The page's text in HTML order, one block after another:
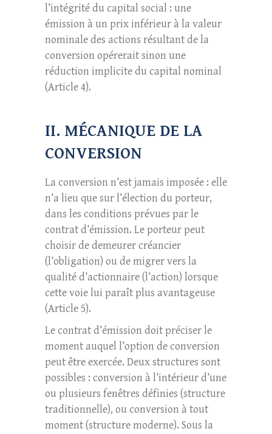
l’intégrité du capital social : une
émission à un prix inférieur à la valeur
nominale des actions résultant de la
conversion opérerait sinon une
réduction implicite du capital nominal
(Article 4).
II. MÉCANIQUE DE LA
CONVERSION
La conversion n’est jamais imposée : elle
n’a lieu que sur l’élection du porteur,
dans les conditions prévues par le
contrat d’émission. Le porteur peut
choisir de demeurer créancier
(l’obligation) ou de migrer vers la
qualité d’actionnaire (l’action) lorsque
cette voie lui paraît plus avantageuse
(Article 5).
Le contrat d’émission doit préciser le
moment auquel l’option de conversion
peut être exercée. Deux structures sont
possibles : conversion à l’intérieur d’une
ou plusieurs fenêtres définies (structure
traditionnelle), ou conversion à tout
moment (structure moderne). Sous la